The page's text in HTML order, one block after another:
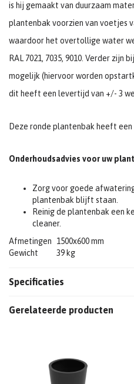
is hij gemaakt van duurzaam
plantenbak voorzien van voetjes
waardoor het overtollige water
RAL 7021, 7035, 9010. Verder zijn
mogelijk (hiervoor worden
dit heeft een levertijd van +/- 3
Deze ronde plantenbak heeft een
Onderhoudsadvies voor uw
Zorg voor goede
plantenbak blijft staan.
Reinig de plantenbak een
cleaner.
Afmetingen
1500x600 mm
Gewicht
39 kg
Specificaties
Gerelateerde producten